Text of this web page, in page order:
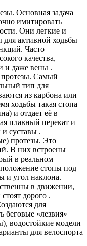
Основная задача
имитировать
Они легкие и
для активной ходьбы
Часто
качества,
и даже вены .
протезы. Самый
тип для
из карбона или
ходьбы такая стопа
и отдает её в
плавный перекат и
суставы .
протезы. Это
В них встроены
в реальном
стопы под
и угол наклона.
в движении,
дорого .
для
беговые «лезвия»
водостойкие модели
для велоспорта